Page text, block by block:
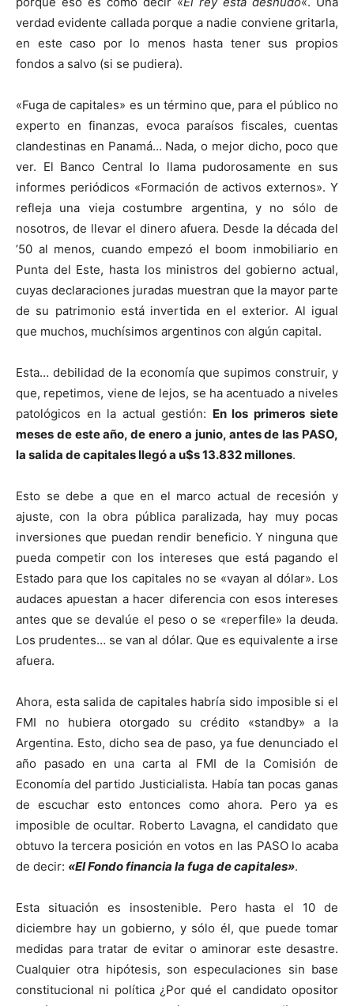
verdad evidente callada porque a nadie conviene gritarla,
en este caso por lo menos hasta tener sus propios
fondos a salvo (si se pudiera).
«Fuga de capitales» es un término que, para el público no
experto en finanzas, evoca paraísos fiscales, cuentas
clandestinas en Panamá… Nada, o mejor dicho, poco que
ver. El Banco Central lo llama pudorosamente en sus
informes periódicos «Formación de activos externos». Y
refleja una vieja costumbre argentina, y no sólo de
nosotros, de llevar el dinero afuera. Desde la década del
’50 al menos, cuando empezó el boom inmobiliario en
Punta del Este, hasta los ministros del gobierno actual,
cuyas declaraciones juradas muestran que la mayor parte
de su patrimonio está invertida en el exterior. Al igual
que muchos, muchísimos argentinos con algún capital.
Esta… debilidad de la economía que supimos construir, y
que, repetimos, viene de lejos, se ha acentuado a niveles
patológicos en la actual gestión: En los primeros siete
meses de este año, de enero a junio, antes de las PASO,
la salida de capitales llegó a u$s 13.832 millones.
Esto se debe a que en el marco actual de recesión y
ajuste, con la obra pública paralizada, hay muy pocas
inversiones que puedan rendir beneficio. Y ninguna que
pueda competir con los intereses que está pagando el
Estado para que los capitales no se «vayan al dólar». Los
audaces apuestan a hacer diferencia con esos intereses
antes que se devalúe el peso o se «reperfile» la deuda.
Los prudentes… se van al dólar. Que es equivalente a irse
afuera.
Ahora, esta salida de capitales habría sido imposible si el
FMI no hubiera otorgado su crédito «standby» a la
Argentina. Esto, dicho sea de paso, ya fue denunciado el
año pasado en una carta al FMI de la Comisión de
Economía del partido Justicialista. Había tan pocas ganas
de escuchar esto entonces como ahora. Pero ya es
imposible de ocultar. Roberto Lavagna, el candidato que
obtuvo la tercera posición en votos en las PASO lo acaba
de decir: «El Fondo financia la fuga de capitales».
Esta situación es insostenible. Pero hasta el 10 de
diciembre hay un gobierno, y sólo él, que puede tomar
medidas para tratar de evitar o aminorar este desastre.
Cualquier otra hipótesis, son especulaciones sin base
constitucional ni política ¿Por qué el candidato opositor